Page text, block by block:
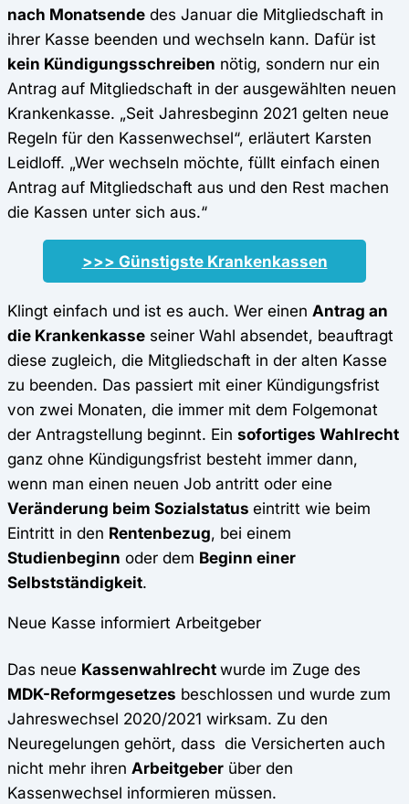
nach Monatsende des Januar die Mitgliedschaft in
ihrer Kasse beenden und wechseln kann. Dafür ist
kein Kündigungsschreiben nötig, sondern nur ein
Antrag auf Mitgliedschaft in der ausgewählten neuen
Krankenkasse. „Seit Jahresbeginn 2021 gelten neue
Regeln für den Kassenwechsel“, erläutert Karsten
Leidloff. „Wer wechseln möchte, füllt einfach einen
Antrag auf Mitgliedschaft aus und den Rest machen
die Kassen unter sich aus.“
>>> Günstigste Krankenkassen
Klingt einfach und ist es auch. Wer einen Antrag an
die Krankenkasse seiner Wahl absendet, beauftragt
diese zugleich, die Mitgliedschaft in der alten Kasse
zu beenden. Das passiert mit einer Kündigungsfrist
von zwei Monaten, die immer mit dem Folgemonat
der Antragstellung beginnt. Ein sofortiges Wahlrecht
ganz ohne Kündigungsfrist besteht immer dann,
wenn man einen neuen Job antritt oder eine
Veränderung beim Sozialstatus eintritt wie beim
Eintritt in den Rentenbezug, bei einem
Studienbeginn oder dem Beginn einer
Selbstständigkeit.
Neue Kasse informiert Arbeitgeber
Das neue Kassenwahlrechtwurde im Zuge des
MDK-Reformgesetzes beschlossen und wurde zum
Jahreswechsel 2020/2021 wirksam. Zu den
Neuregelungen gehört, dass die Versicherten auch
nicht mehr ihren Arbeitgeber über den
Kassenwechsel informieren müssen.